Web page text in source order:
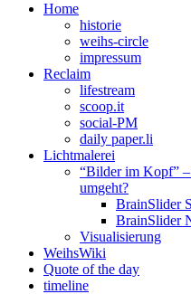
Home
historie
weihs-circle
impressum
Reclaim
lifestream
scoop.it
social-PM
daily paper.li
Lichtmalerei
“Bilder im Kopf”
umgeht?
BrainSlider
BrainSlider
Visualisierung
WeihsWiki
Quote of the day
timeline